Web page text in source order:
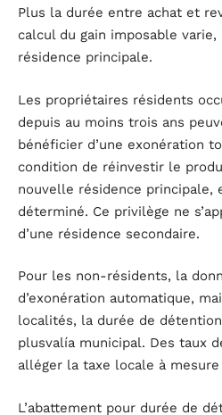
Plus la durée entre achat et
calcul du gain imposable
résidence principale.
Les propriétaires résidents
depuis au moins trois ans
bénéficier d’une exonération
condition de réinvestir le
nouvelle résidence principale,
déterminé. Ce privilège ne
d’une résidence secondaire.
Pour les non-résidents, la
d’exonération automatique,
localités, la durée de
plusvalía municipal. Des taux
alléger la taxe locale à
L’abattement pour durée de